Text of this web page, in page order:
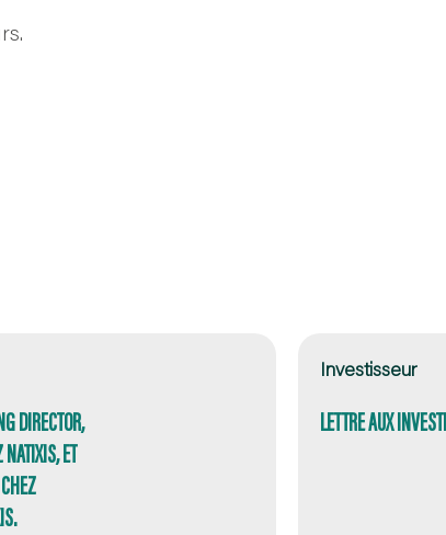
DIRECTOR,
ET
Investisseur
LETTRE AUX